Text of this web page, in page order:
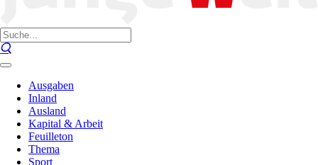
Ausgaben
Inland
Ausland
Kapital & Arbeit
Feuilleton
Thema
Sport